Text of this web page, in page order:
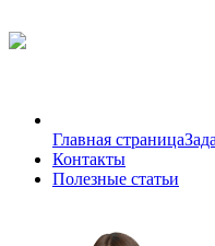
Главная страница
Контакты
Полезные статьи